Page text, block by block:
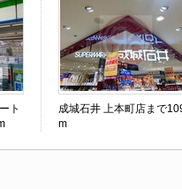
ト
成城石井 上本町店まで
m